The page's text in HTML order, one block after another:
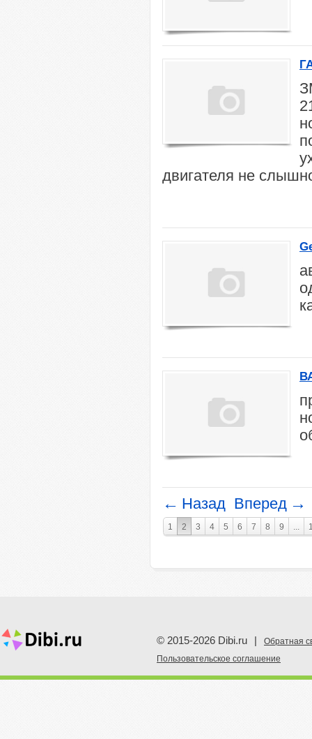
двигателя не
← Назад Вперед →
1 2 3 4 5 6 7 8 9 ...
© 2015-2026 Dibi.ru
Обратная
Пoльзовательское соглашение